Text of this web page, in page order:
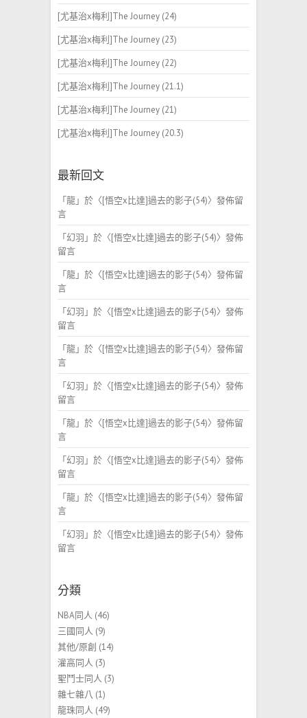
[尤基治x梅利]The Journey (24)
[尤基治x梅利]The Journey (23)
[尤基治x梅利]The Journey (22)
[尤基治x梅利]The Journey (21.1)
[尤基治x梅利]The Journey (21)
[尤基治x梅利]The Journey (20.3)
最新回文
「龍」於〈[悟空x比達]過去的影子(54)〉發佈留
言
「幻羽 」於〈[悟空x比達]過去的影子(54)〉發佈
留言
「龍」於〈[悟空x比達]過去的影子(54)〉發佈留
言
「幻羽 」於〈[悟空x比達]過去的影子(54)〉發佈
留言
「龍」於〈[悟空x比達]過去的影子(54)〉發佈留
言
「幻羽 」於〈[悟空x比達]過去的影子(54)〉發佈
留言
「龍」於〈[悟空x比達]過去的影子(54)〉發佈留
言
「幻羽 」於〈[悟空x比達]過去的影子(54)〉發佈
留言
「龍」於〈[悟空x比達]過去的影子(54)〉發佈留
言
「幻羽 」於〈[悟空x比達]過去的影子(54)〉發佈
留言
分類
NBA同人 (46)
三國同人 (9)
其他/原創 (14)
灌高同人 (3)
聖鬥士同人 (3)
雜七雜八 (1)
龍珠同人 (49)